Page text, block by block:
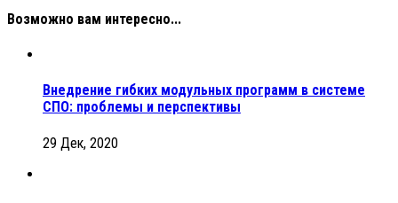
Возможно вам интересно...
Внедрение гибких модульных программ в системе
СПО: проблемы и перспективы
29 Дек, 2020